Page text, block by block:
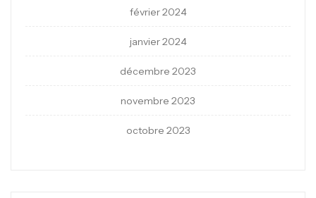
février 2024
janvier 2024
décembre 2023
novembre 2023
octobre 2023